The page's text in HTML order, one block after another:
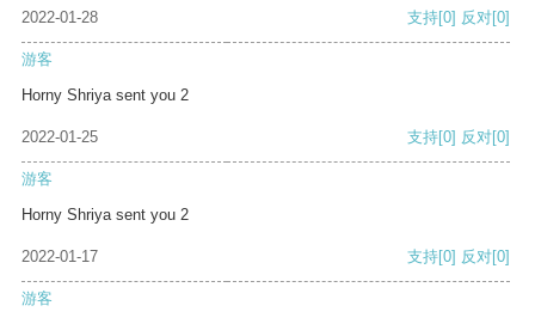
2022-01-28 支持[0] 反对[0]
游客
Horny Shriya sent you 2
2022-01-25 支持[0] 反对[0]
游客
Horny Shriya sent you 2
2022-01-17 支持[0] 反对[0]
游客